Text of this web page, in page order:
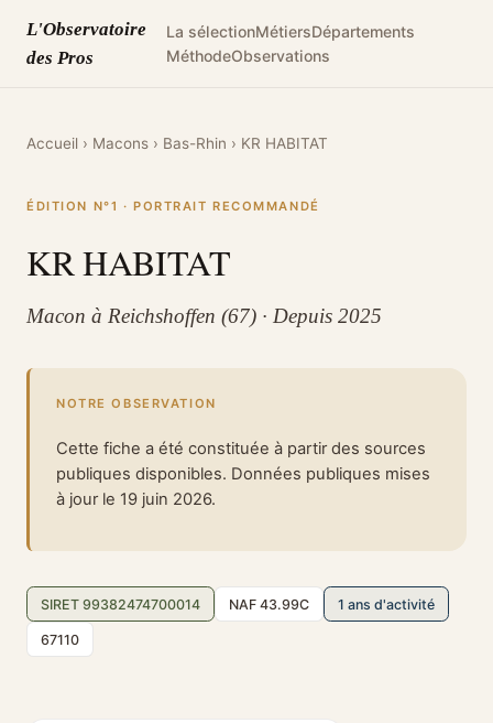
L'Observatoire
des Pros
La sélectionMétiersDépartements
MéthodeObservations
Accueil › Macons › Bas-Rhin › KR HABITAT
ÉDITION N°1 · PORTRAIT RECOMMANDÉ
KR HABITAT
Macon à Reichshoffen (67) · Depuis 2025
NOTRE OBSERVATION
Cette fiche a été constituée à partir des sources
publiques disponibles. Données publiques mises
à jour le 19 juin 2026.
SIRET 99382474700014 NAF 43.99C 1 ans d'activité
67110